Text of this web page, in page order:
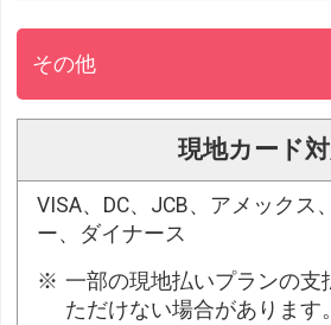
その他
現地カード
VISA、DC、JCB、アメックス
ー、ダイナース
一部の現地払いプランの支
ただけない場合があります。